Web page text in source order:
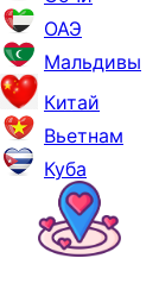
ОАЭ
Мальдивы
Китай
Вьетнам
Куба